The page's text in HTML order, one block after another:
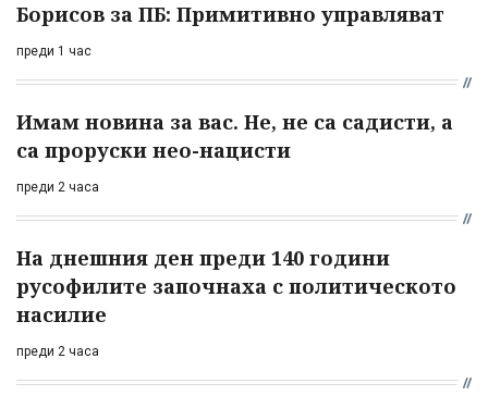
Борисов за ПБ: Примитивно управляват
преди 1 час
Имам новина за вас. Не, не са садисти, а
са проруски нео-нацисти
преди 2 часа
На днешния ден преди 140 години
русофилите започнаха с политическото
насилие
преди 2 часа